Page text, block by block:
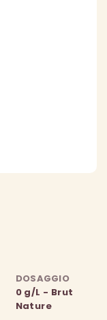
DOSAGGIO
0 g/L - Brut
Nature